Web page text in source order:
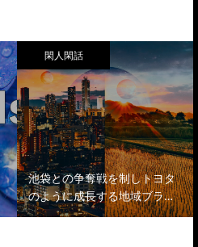
閑人閑話
池袋との争奪戦を制しトヨタ
のように成長する地域ブラ…